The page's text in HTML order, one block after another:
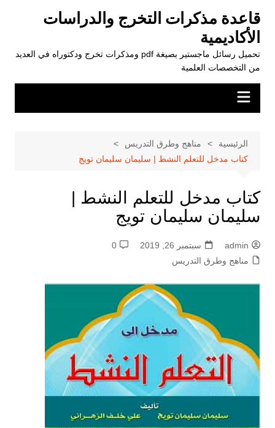
المحتوى
قاعدة مذكرات التخرج والدراسات
الأكاديمية
تحميل رسائل ماجستير بصيغة pdf ومذكرات تخرج ودكتوراه في العديد
من التخصصات العلمية
الرئيسية
مناهج وطرق التدريس
كتاب مدخل للتعلم النشط | سليمان سليمان تويج
كتاب مدخل للتعلم النشط |
سليمان سليمان تويج
admin سبتمبر 26, 2019
0
مناهج وطرق التدريس